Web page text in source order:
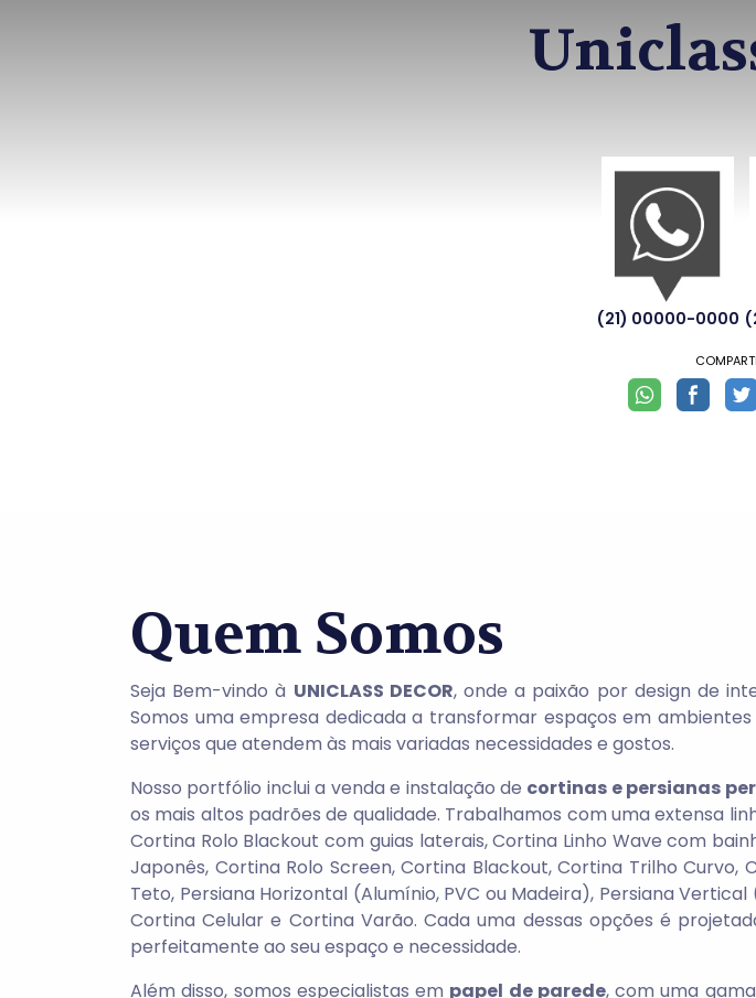
(21) 00000-0000
Quem Somos
Seja Bem-vindo à UNICLASS DECOR, onde a paixão por design de
Somos uma empresa dedicada a transformar espaços em
serviços que atendem às mais variadas necessidades e gostos.
Nosso portfólio inclui a venda e instalação de cortinas e persianas
os mais altos padrões de qualidade. Trabalhamos com uma extensa
Cortina Rolo Blackout com guias laterais, Cortina Linho Wave com
Japonês, Cortina Rolo Screen, Cortina Blackout, Cortina Trilho
Teto, Persiana Horizontal (Alumínio, PVC ou Madeira), Persiana
Cortina Celular e Cortina Varão. Cada uma dessas opções é
perfeitamente ao seu espaço e necessidade.
Além disso, somos especialistas em papel de parede, com uma